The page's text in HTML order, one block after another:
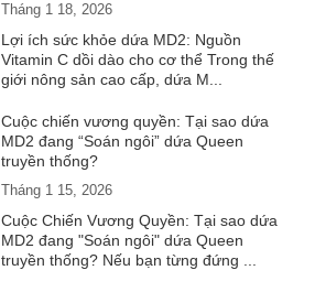
Tháng 1 18, 2026
Lợi ích sức khỏe dứa MD2: Nguồn
Vitamin C dồi dào cho cơ thể Trong thế
giới nông sản cao cấp, dứa M...
Cuộc chiến vương quyền: Tại sao dứa
MD2 đang “Soán ngôi” dứa Queen
truyền thống?
Tháng 1 15, 2026
Cuộc Chiến Vương Quyền: Tại sao dứa
MD2 đang "Soán ngôi" dứa Queen
truyền thống? Nếu bạn từng đứng ...